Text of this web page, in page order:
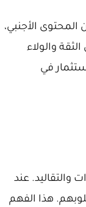
المحتوى الأجنبي،
والولاء
في
والتقاليد. عند
هذا الفهم